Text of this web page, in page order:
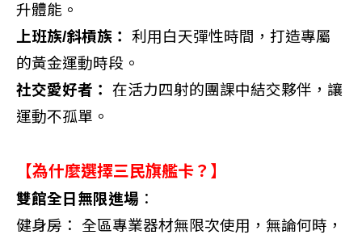
升體能。
上班族/斜槓族：
利用白天彈性時間，打造專屬
的黃金運動時段。
社交愛好者：
在活力四射的團課中結交夥伴，讓
運動不孤單。
【為什麼選擇三民旗艦卡？】
雙館全日無限進場 ：
健身房： 全區專業器材無限次使用，無論何時，